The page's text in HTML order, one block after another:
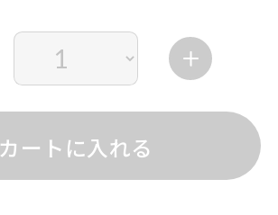
カートに入れる